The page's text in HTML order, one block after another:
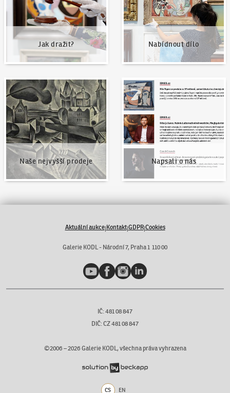
Jak dražit? Nabídnout dílo
Naše nejvyšší prodeje
Naše nejvyšší prodeje
Napsali o nás
Napsali o nás
Aktuální aukce|Kontakt|GDPR|Cookies
Galerie KODL - Národní 7, Praha 1 110 00
YouTubeFacebookInstagramLinkedIn
IČ: 481 08 847
DIČ: CZ 481 08 847
©2006 –2026 Galerie KODL, všechna práva vyhrazena
CS EN